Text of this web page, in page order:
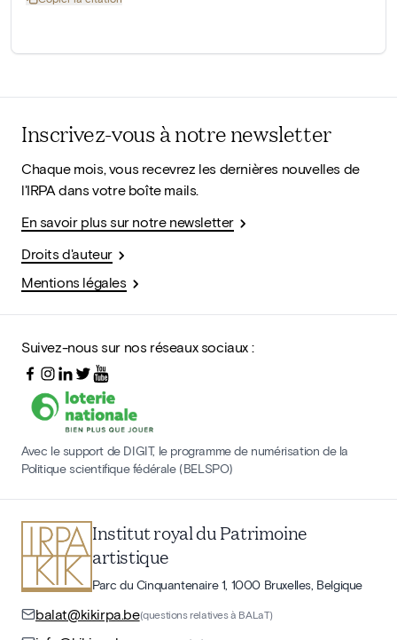
Inscrivez-vous à notre newsletter
Chaque mois, vous recevrez les dernières nouvelles de
l'IRPA dans votre boîte mails.
En savoir plus sur notre newsletter
Droits d'auteur
Mentions légales
Suivez-nous sur nos réseaux sociaux :
Avec le support de DIGIT, le programme de numérisation de la
Politique scientifique fédérale (BELSPO)
Institut royal du Patrimoine
artistique
Parc du Cinquantenaire 1, 1000 Bruxelles, Belgique
balat@kikirpa.be(questions relatives à BALaT)